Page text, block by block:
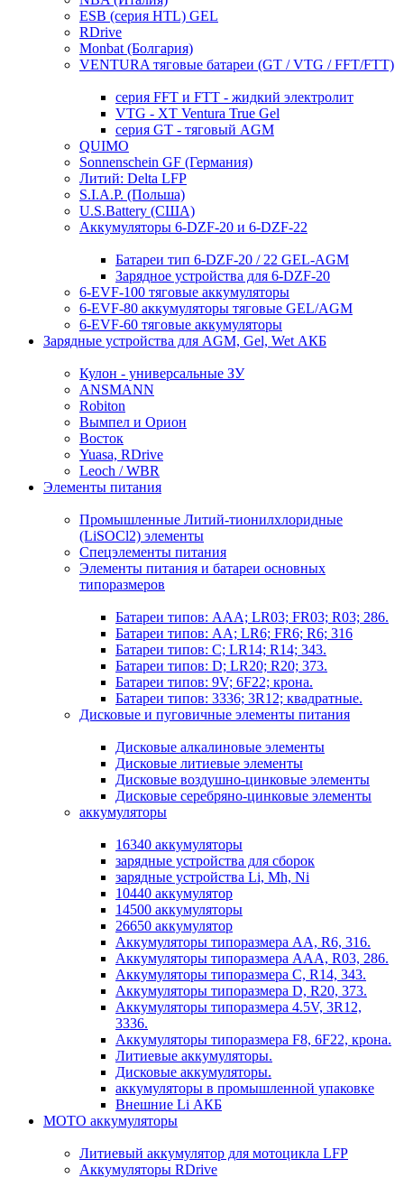
ESB (серия HTL) GEL
RDrive
Monbat (Болгария)
VENTURA тяговые батареи (GT / VTG / FFT/FTT)
серия FFT и FTT - жидкий электролит
VTG - XT Ventura True Gel
серия GT - тяговый AGM
QUIMO
Sonnenschein GF (Германия)
Литий: Delta LFP
S.I.A.P. (Польша)
U.S.Battery (США)
Аккумуляторы 6-DZF-20 и 6-DZF-22
Батареи тип 6-DZF-20 / 22 GEL-AGM
Зарядное устройства для 6-DZF-20
6-EVF-100 тяговые аккумуляторы
6-EVF-80 аккумуляторы тяговые GEL/AGM
6-EVF-60 тяговые аккумуляторы
Зарядные устройства для AGM, Gel, Wet АКБ
Кулон - универсальные ЗУ
ANSMANN
Robiton
Вымпел и Орион
Восток
Yuasa, RDrive
Leoch / WBR
Элементы питания
Промышленные Литий-тионилхлоридные
(LiSOCl2) элементы
Спецэлементы питания
Элементы питания и батареи основных
типоразмеров
Батареи типов: AAA; LR03; FR03; R03; 286.
Батареи типов: AA; LR6; FR6; R6; 316
Батареи типов: C; LR14; R14; 343.
Батареи типов: D; LR20; R20; 373.
Батареи типов: 9V; 6F22; крона.
Батареи типов: 3336; 3R12; квадратные.
Дисковые и пуговичные элементы питания
Дисковые алкалиновые элементы
Дисковые литиевые элементы
Дисковые воздушно-цинковые элементы
Дисковые серебряно-цинковые элементы
аккумуляторы
16340 аккумуляторы
зарядные устройства для сборок
зарядные устройства Li, Mh, Ni
10440 аккумулятор
14500 аккумуляторы
26650 аккумулятор
Аккумуляторы типоразмера АА, R6, 316.
Аккумуляторы типоразмера ААА, R03, 286.
Аккумуляторы типоразмера С, R14, 343.
Аккумуляторы типоразмера D, R20, 373.
Аккумуляторы типоразмера 4.5V, 3R12,
3336.
Аккумуляторы типоразмера F8, 6F22, крона.
Литиевые аккумуляторы.
Дисковые аккумуляторы.
аккумуляторы в промышленной упаковке
Внешние Li АКБ
МОТО аккумуляторы
Литиевый аккумулятор для мотоцикла LFP
Аккумуляторы RDrive